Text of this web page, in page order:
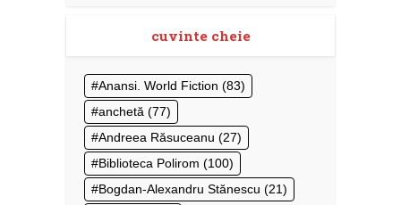
cuvinte cheie
Anansi. World Fiction (83)
anchetă (77)
Andreea Răsuceanu (27)
Biblioteca Polirom (100)
Bogdan-Alexandru Stănescu (21)